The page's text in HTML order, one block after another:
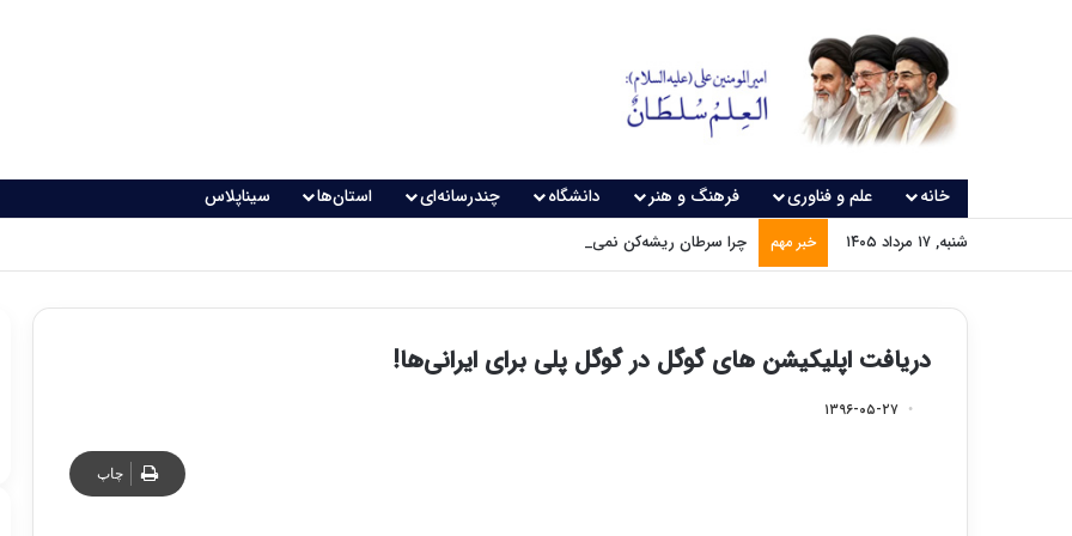
خانه علم و فناوری فرهنگ و هنر دانشگاه چندرسانه‌ای استان‌ها سیناپلاس
شنبه, ۱۷ مرداد ۱۴۰۵ خبر مهم چرا سرطان ریشه‌کن نمی‌شود؟
دریافت اپلیکیشن های گوگل در گوگل پلی برای ایرانی‌ها!
۱۳۹۶-۰۵-۲۷
چاپ